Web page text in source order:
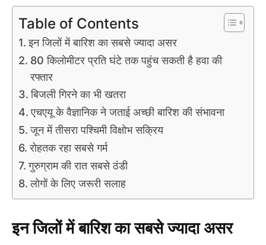
Table of Contents
इन जिलों में बारिश का सबसे ज्यादा असर
80 किलोमीटर प्रति घंटे तक पहुंच सकती है हवा की
रफ्तार
बिजली गिरने का भी खतरा
एचएयू के वैज्ञानिक ने जताई अच्छी बारिश की संभावना
जून में तीसरा पश्चिमी विक्षोभ सक्रिय
रोहतक रहा सबसे गर्म
गुरुग्राम की रात सबसे ठंडी
लोगों के लिए जरूरी सलाह
इन जिलों में बारिश का सबसे ज्यादा असर